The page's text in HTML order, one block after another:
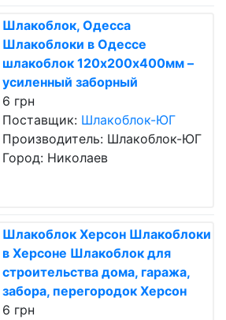
Шлакоблок, Одесса
Шлакоблоки в Одессе
шлакоблок 120х200х400мм –
усиленный заборный
6 грн
Поставщик: Шлакоблок-ЮГ
Производитель: Шлакоблок-ЮГ
Город: Николаев
Шлакоблок Херсон Шлакоблоки
в Херсоне Шлакоблок для
строительства дома, гаража,
забора, перегородок Херсон
6 грн